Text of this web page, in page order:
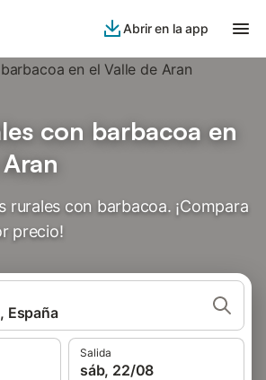
Abrir en la app
con barbacoa en
rurales con barbacoa. ¡Compara
precio!
España
Salida
sáb, 22/08